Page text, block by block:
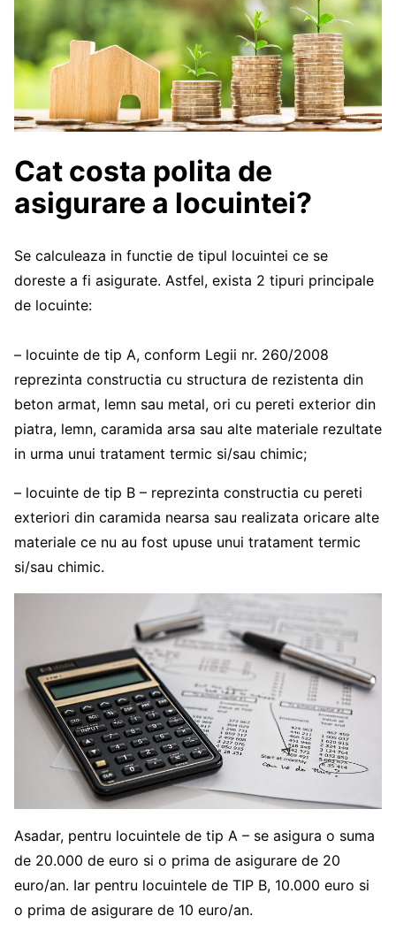
Cat costa polita de
asigurare a locuintei?
Se calculeaza in functie de tipul locuintei ce se
doreste a fi asigurate. Astfel, exista 2 tipuri principale
de locuinte:
– locuinte de tip A, conform Legii nr. 260/2008
reprezinta constructia cu structura de rezistenta din
beton armat, lemn sau metal, ori cu pereti exterior din
piatra, lemn, caramida arsa sau alte materiale rezultate
in urma unui tratament termic si/sau chimic;
– locuinte de tip B – reprezinta constructia cu pereti
exteriori din caramida nearsa sau realizata oricare alte
materiale ce nu au fost upuse unui tratament termic
si/sau chimic.
Asadar, pentru locuintele de tip A – se asigura o suma
de 20.000 de euro si o prima de asigurare de 20
euro/an. Iar pentru locuintele de TIP B, 10.000 euro si
o prima de asigurare de 10 euro/an.